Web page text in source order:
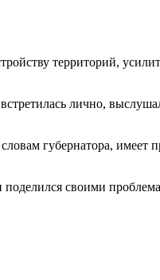
территорий,
лично,
губернатора, имеет
поделился своими